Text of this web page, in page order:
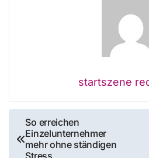
startszene
Beitragsnavigation
So erreichen
Einzelunternehmer
mehr ohne ständigen
Stress